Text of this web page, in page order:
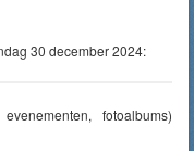
30 december 2024:
fotoalbums)